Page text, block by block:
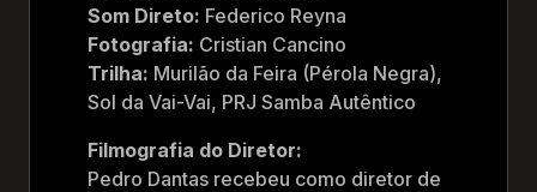
Som Direto: Federico Reyna
Fotografia: Cristian Cancino
Trilha: Murilão da Feira (Pérola Negra),
Sol da Vai-Vai, PRJ Samba Autêntico
Filmografia do Diretor:
Pedro Dantas recebeu como diretor de